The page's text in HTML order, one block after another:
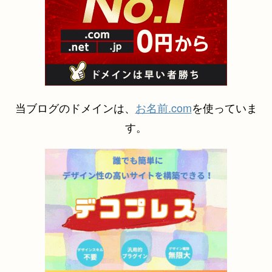
当ブログのドメインは、 お名前.comを使っていま
す。